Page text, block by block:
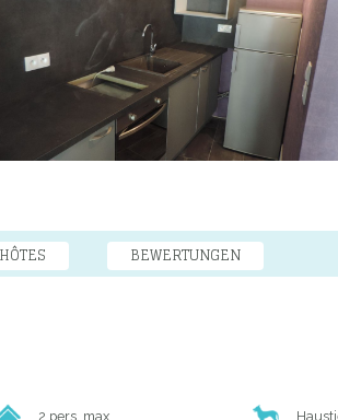
HÔTES BEWERTUNGEN
2 pers. max